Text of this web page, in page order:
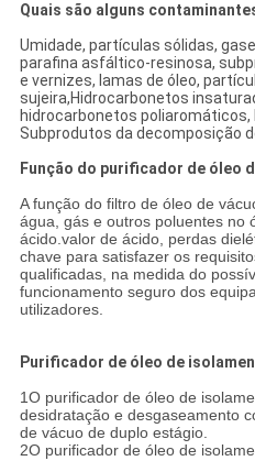
Quais são alguns
Umidade, partículas sólidas,
parafina asfáltico-resinosa,
e vernizes, lamas de óleo,
sujeira,Hidrocarbonetos
hidrocarbonetos poliaromáticos,
Subprodutos da decomposição
Função do purificador de óleo
A função do filtro de óleo de
água, gás e outros poluentes no
ácido.valor de ácido, perdas
chave para satisfazer os
qualificadas, na medida do
funcionamento seguro dos
utilizadores.
Purificador de óleo de
1O purificador de óleo de
desidratação e desgaseamento
de vácuo de duplo estágio.
2O purificador de óleo de